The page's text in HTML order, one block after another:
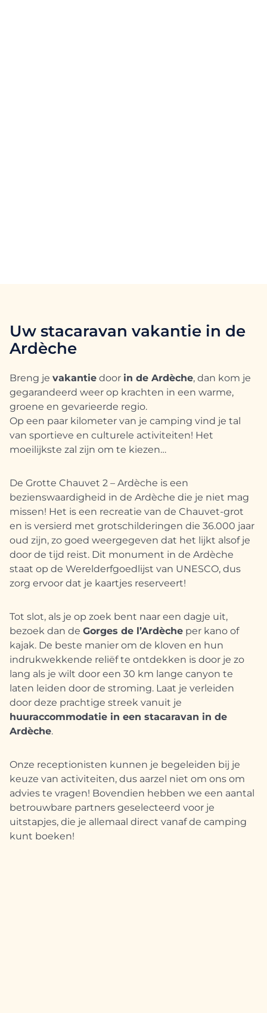
Uw stacaravan vakantie in de
Ardèche
Breng je vakantie door in de Ardèche, dan kom je
gegarandeerd weer op krachten in een warme,
groene en gevarieerde regio.
Op een paar kilometer van je camping vind je tal
van sportieve en culturele activiteiten! Het
moeilijkste zal zijn om te kiezen…
De Grotte Chauvet 2 – Ardèche is een
bezienswaardigheid in de Ardèche die je niet mag
missen! Het is een recreatie van de Chauvet-grot
en is versierd met grotschilderingen die 36.000 jaar
oud zijn, zo goed weergegeven dat het lijkt alsof je
door de tijd reist. Dit monument in de Ardèche
staat op de Werelderfgoedlijst van UNESCO, dus
zorg ervoor dat je kaartjes reserveert!
Tot slot, als je op zoek bent naar een dagje uit,
bezoek dan de Gorges de l’Ardèche per kano of
kajak. De beste manier om de kloven en hun
indrukwekkende reliëf te ontdekken is door je zo
lang als je wilt door een 30 km lange canyon te
laten leiden door de stroming. Laat je verleiden
door deze prachtige streek vanuit je
huuraccommodatie in een stacaravan in de
Ardèche.
Onze receptionisten kunnen je begeleiden bij je
keuze van activiteiten, dus aarzel niet om ons om
advies te vragen! Bovendien hebben we een aantal
betrouwbare partners geselecteerd voor je
uitstapjes, die je allemaal direct vanaf de camping
kunt boeken!